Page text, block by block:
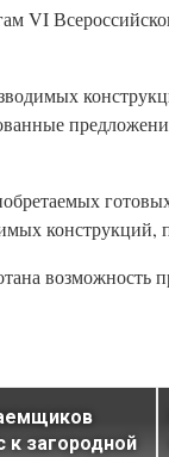
VI
конструкций,
возможность
к загородной